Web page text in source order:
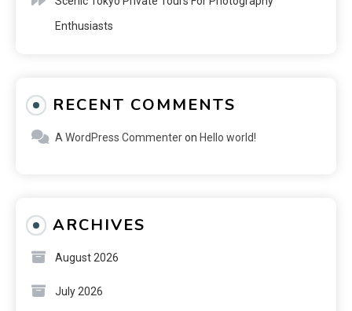
Enthusiasts
RECENT COMMENTS
A WordPress Commenteron Hello world!
ARCHIVES
August 2026
July 2026